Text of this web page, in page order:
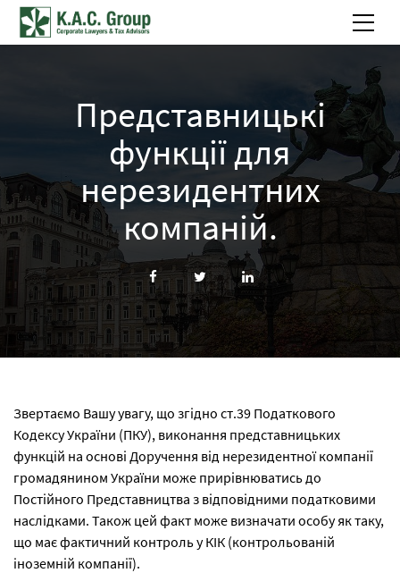
Представницькі
функції для
нерезидентних
компаній.
Звертаємо Вашу увагу, що згідно ст.39 Податкового
Кодексу України (ПКУ), виконання представницьких
функцій на основі Доручення від нерезидентної компанії
громадянином України може прирівнюватись до
Постійного Представництва з відповідними податковими
наслідками. Також цей факт може визначати особу як таку,
що має фактичний контроль у КІК (контрольованій
іноземній компанії).